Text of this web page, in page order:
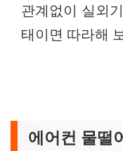
관계없이 실외
태이면 따라해
에어컨 물떨